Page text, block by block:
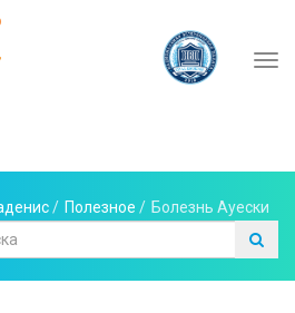
/ Полезное / Болезнь Ауески